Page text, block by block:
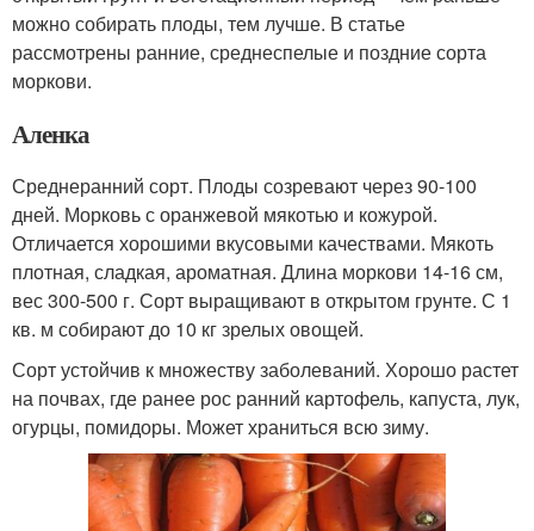
можно собирать плоды, тем лучше. В статье
рассмотрены ранние, среднеспелые и поздние сорта
моркови.
Аленка
Среднеранний сорт. Плоды созревают через 90-100
дней. Морковь с оранжевой мякотью и кожурой.
Отличается хорошими вкусовыми качествами. Мякоть
плотная, сладкая, ароматная. Длина моркови 14-16 см,
вес 300-500 г. Сорт выращивают в открытом грунте. С 1
кв. м собирают до 10 кг зрелых овощей.
Сорт устойчив к множеству заболеваний. Хорошо растет
на почвах, где ранее рос ранний картофель, капуста, лук,
огурцы, помидоры. Может храниться всю зиму.